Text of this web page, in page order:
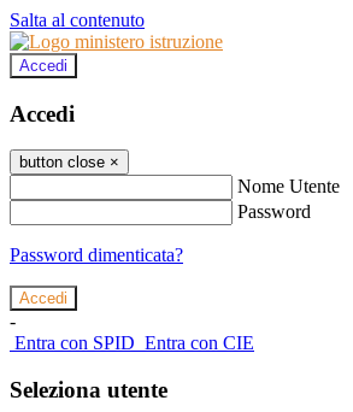
Salta al contenuto
Accedi
Accedi
button close ×
Nome Utente
Password
Password dimenticata?
-
Entra con SPID Entra con CIE
Seleziona utente